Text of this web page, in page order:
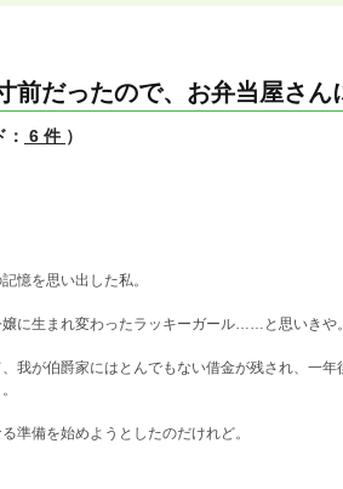
前だったので、お弁当屋さん
： 6 件 ）
憶を思い出した私。
に生まれ変わったラッキーガール……と思いきや。
我が伯爵家にはとんでもない借金が残され、一
準備を始めようとしたのだけれど。